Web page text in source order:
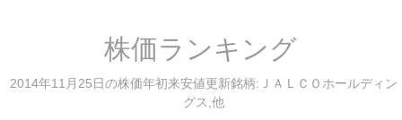
株価ランキング
2014年11月25日の株価年初来安値更新銘柄:ＪＡＬＣＯホールディン
グス,他